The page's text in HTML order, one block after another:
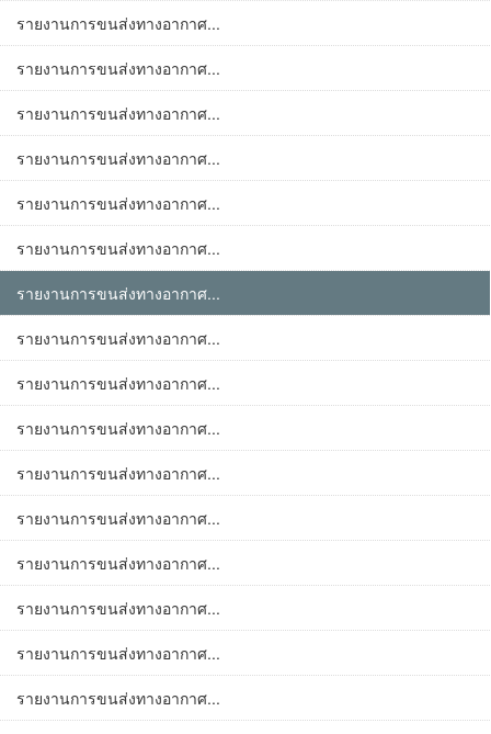
รายงานการขนส่งทางอากาศ...
รายงานการขนส่งทางอากาศ...
รายงานการขนส่งทางอากาศ...
รายงานการขนส่งทางอากาศ...
รายงานการขนส่งทางอากาศ...
รายงานการขนส่งทางอากาศ...
รายงานการขนส่งทางอากาศ...
รายงานการขนส่งทางอากาศ...
รายงานการขนส่งทางอากาศ...
รายงานการขนส่งทางอากาศ...
รายงานการขนส่งทางอากาศ...
รายงานการขนส่งทางอากาศ...
รายงานการขนส่งทางอากาศ...
รายงานการขนส่งทางอากาศ...
รายงานการขนส่งทางอากาศ...
รายงานการขนส่งทางอากาศ...